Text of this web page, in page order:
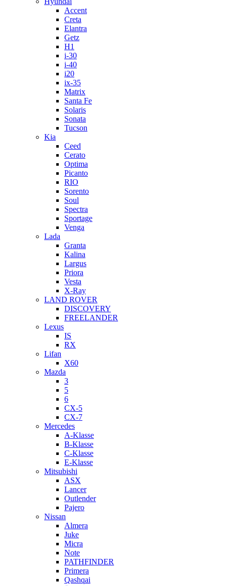
Accent
Creta
Elantra
Getz
H1
i-30
i-40
i20
ix-35
Matrix
Santa Fe
Solaris
Sonata
Tucson
Kia
Ceed
Cerato
Optima
Picanto
RIO
Sorento
Soul
Spectra
Sportage
Venga
Lada
Granta
Kalina
Largus
Priora
Vesta
X-Ray
LAND ROVER
DISCOVERY
FREELANDER
Lexus
IS
RX
Lifan
X60
Mazda
3
5
6
CX-5
CX-7
Mercedes
A-Klasse
B-Klasse
C-Klasse
E-Klasse
Mitsubishi
ASX
Lancer
Outlender
Pajero
Nissan
Almera
Juke
Micra
Note
PATHFINDER
Primera
Qashqai